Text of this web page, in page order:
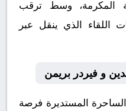
مكة المكرمة، وسط ترقب
اللقاء الذي ينقل عبر
و فيردر بريمن
المستديرة فرصة